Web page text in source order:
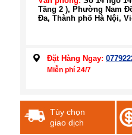
Tầng 2 ), Phường Nam
Đa, Thành phố Hà Nội,
Đặt Hàng Ngay:
Miễn phí 24/7
Tùy chọn
giao dịch